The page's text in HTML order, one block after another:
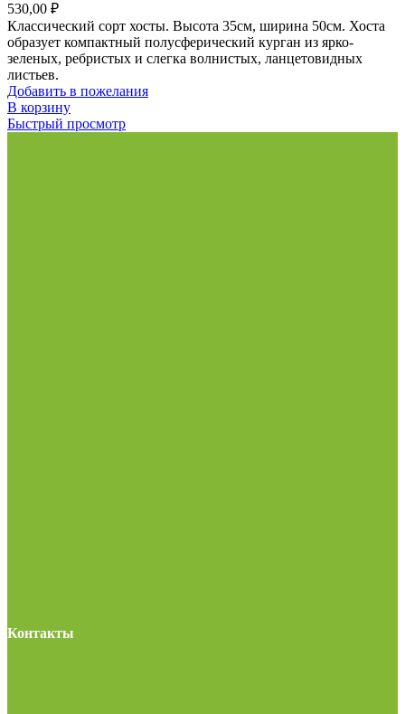
530,00 ₽
Классический сорт хосты. Высота 35см, ширина 50см. Хоста
образует компактный полусферический курган из ярко-
зеленых, ребристых и слегка волнистых, ланцетовидных
листьев.
Добавить в пожелания
В корзину
Быстрый просмотр
Контакты